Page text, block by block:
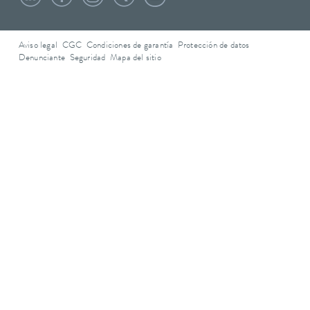
Aviso legal CGC Condiciones de garantía
Protección de datos
Denunciante Seguridad Mapa del sitio